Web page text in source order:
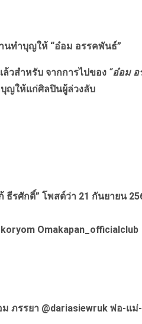
นทำบุญให้ “อ๋อม อรรคพันธ์”
สำหรับ จากการไปของ “อ๋อม อ
บุญให้แก่ศิลปินผู้ล่วงลับ
ธีรศักดิ์”โพสต์ว่า 21 กันยายน
Omakapan_officialclub
ภรรยา @dariasiewrukพ่อ-แม่